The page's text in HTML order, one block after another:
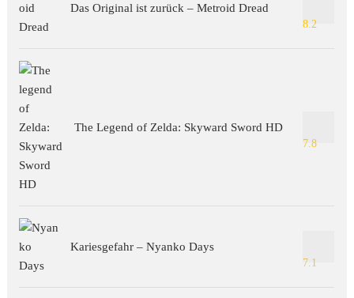
Das Original ist zurück – Metroid Dread
8.2
The Legend of Zelda: Skyward Sword HD
7.8
Kariesgefahr – Nyanko Days
7.1